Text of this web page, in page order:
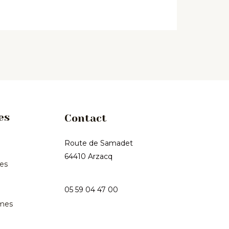
Contact
Route de Samadet
64410 Arzacq
05 59 04 47 00